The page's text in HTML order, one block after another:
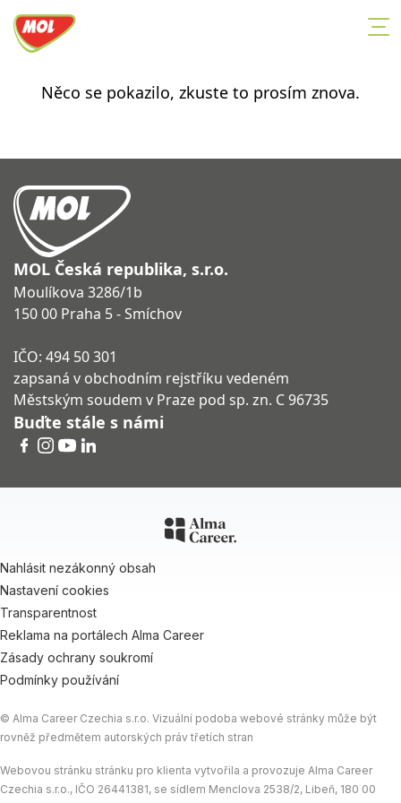
Něco se pokazilo, zkuste to prosím znova.
MOL Česká republika, s.r.o.
Moulíkova 3286/1b
150 00 Praha 5 - Smíchov
IČO: 494 50 301
zapsaná v obchodním rejstříku vedeném
Městským soudem v Praze pod sp. zn. C 96735
Buďte stále s námi
Nahlásit nezákonný obsah
Nastavení cookies
Transparentnost
Reklama na portálech Alma Career
Zásady ochrany soukromí
Podmínky používání
© Alma Career Czechia s.r.o. Vizuální podoba webové stránky může být
rovněž předmětem autorských práv třetích stran
Webovou stránku stránku pro klienta vytvořila a provozuje Alma Career
Czechia s.r.o., IČO 26441381, se sídlem Menclova 2538/2, Libeň, 180 00